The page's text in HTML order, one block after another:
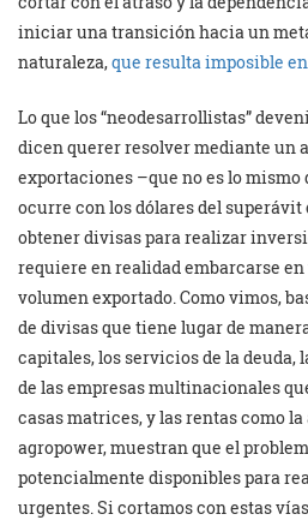
iniciar una transición hacia un
naturaleza,que resulta imposible
Lo que los “neodesarrollistas”
dicen querer resolver mediante un
exportaciones –que no es lo
ocurre con los dólares del
obtener divisas para realizar
requiere en realidad embarcarse
volumen exportado. Como vimos,
de divisas que tiene lugar de
capitales, los servicios de la deuda,
de las empresas multinacionales
casas matrices, y las rentas como
agropower, muestran que el
potencialmente disponibles para
urgentes. Si cortamos con estas